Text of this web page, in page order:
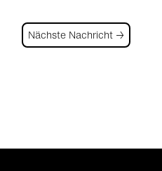
Nächste Nachricht →